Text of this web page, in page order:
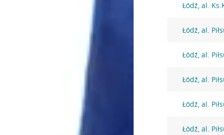
Łódź, al.
Łódź, al.
Łódź, al.
Łódź, al.
Łódź, al.
Łódź, al.